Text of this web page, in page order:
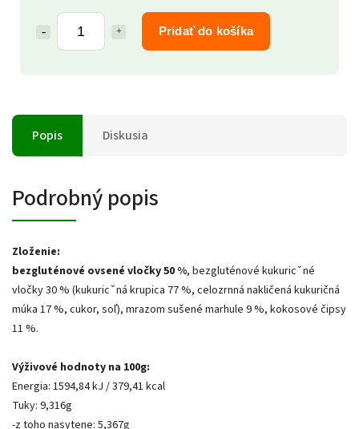
Pridať do košíka
Popis Diskusia
Podrobný popis
Zloženie:
bezgluténové ovsené vločky 50 %, bezgluténové kukuricˇné
vločky 30 % (kukuricˇná krupica 77 %, celozrnná nakličená kukuričná
múka 17 %, cukor, soľ), mrazom sušené marhule 9 %, kokosové čipsy
11 %.
Výživové hodnoty na 100g:
Energia: 1594,84 kJ / 379,41 kcal
Tuky: 9,316g
-z toho nasytene: 5,367g